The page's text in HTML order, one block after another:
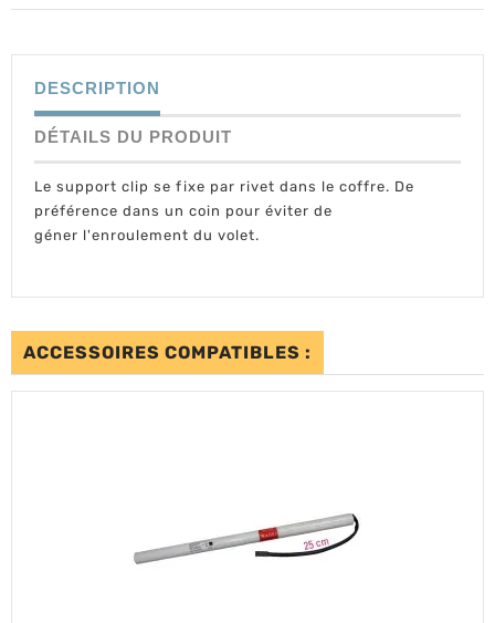
DESCRIPTION
DÉTAILS DU PRODUIT
Le support clip se fixe par rivet dans le coffre. De
préférence dans un coin pour éviter de
géner l'enroulement du volet.
ACCESSOIRES COMPATIBLES :